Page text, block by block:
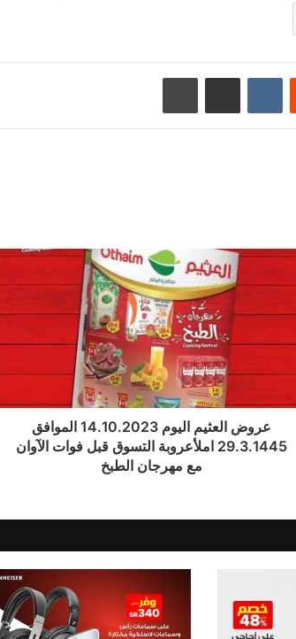
عروض العثيم اليوم 14.10.2023 الموافق
29.3.1445 املأعروبة التسوق قبل فوات الآوان
مع مهرجان الطبخ